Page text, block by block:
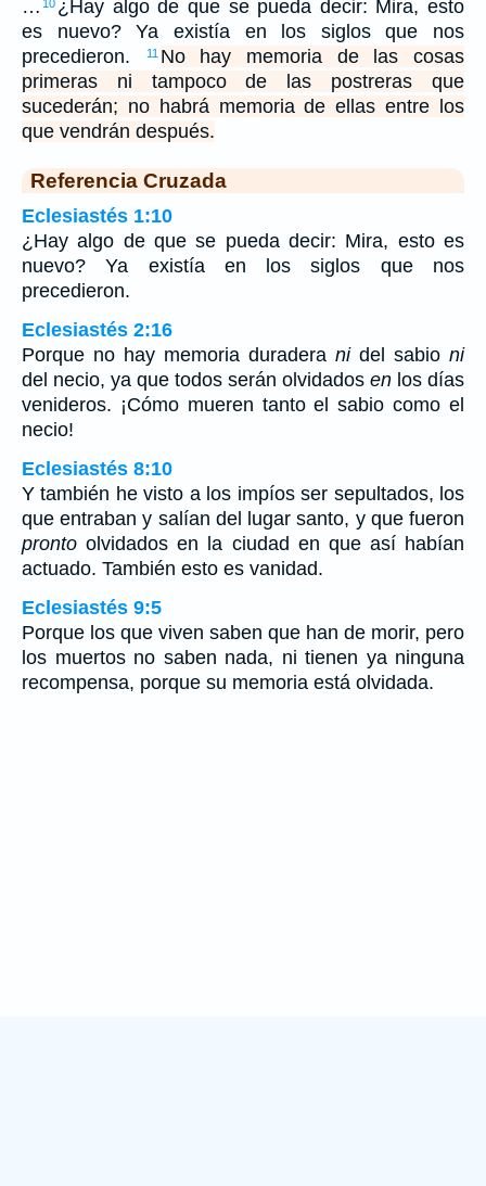
… 10 ¿Hay algo de que se pueda decir: Mira, esto
es nuevo? Ya existía en los siglos que nos
precedieron.
11 No hay memoria de las cosas
primeras ni tampoco de las postreras que
sucederán; no habrá memoria de ellas entre los
que vendrán después.
Referencia Cruzada
Eclesiastés 1:10
¿Hay algo de que se pueda decir: Mira, esto es
nuevo? Ya existía en los siglos que nos
precedieron.
Eclesiastés 2:16
Porque no hay memoria duradera nidel sabio ni
del necio, ya que todos serán olvidados en los días
venideros. ¡Cómo mueren tanto el sabio como el
necio!
Eclesiastés 8:10
Y también he visto a los impíos ser sepultados, los
que entraban y salían del lugar santo, y que fueron
pronto olvidados en la ciudad en que así habían
actuado. También esto es vanidad.
Eclesiastés 9:5
Porque los que viven saben que han de morir, pero
los muertos no saben nada, ni tienen ya ninguna
recompensa, porque su memoria está olvidada.